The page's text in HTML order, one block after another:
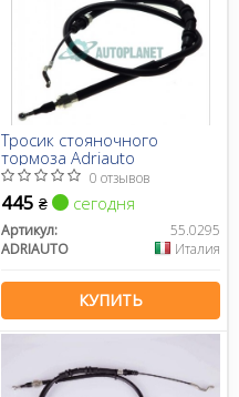
Тросик стояночного
тормоза Adriauto
0 отзывов
445 ₴ сегодня
Артикул:
55.0295
ADRIAUTO
Италия
КУПИТЬ